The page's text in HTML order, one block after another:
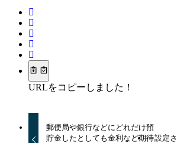
URLをコピーしました！
郵便局や銀行などにどれだけ預
貯金したとしても金利など期待設定